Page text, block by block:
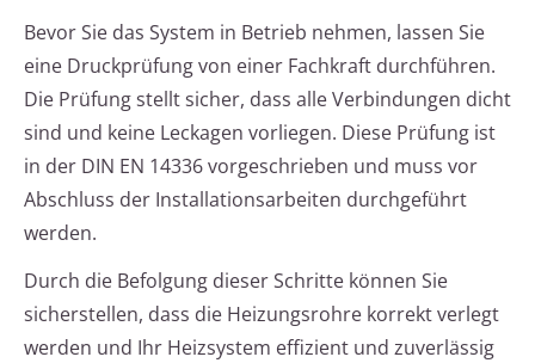
Bevor Sie das System in Betrieb nehmen, lassen Sie
eine Druckprüfung von einer Fachkraft durchführen.
Die Prüfung stellt sicher, dass alle Verbindungen dicht
sind und keine Leckagen vorliegen. Diese Prüfung ist
in der DIN EN 14336 vorgeschrieben und muss vor
Abschluss der Installationsarbeiten durchgeführt
werden.
Durch die Befolgung dieser Schritte können Sie
sicherstellen, dass die Heizungsrohre korrekt verlegt
werden und Ihr Heizsystem effizient und zuverlässig